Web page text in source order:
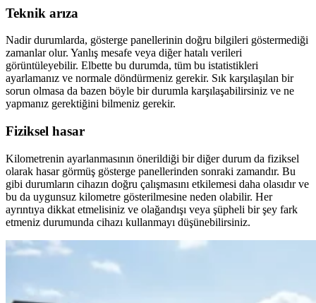
Teknik arıza
Nadir durumlarda, gösterge panellerinin doğru bilgileri göstermediği
zamanlar olur. Yanlış mesafe veya diğer hatalı verileri
görüntüleyebilir. Elbette bu durumda, tüm bu istatistikleri
ayarlamanız ve normale döndürmeniz gerekir. Sık karşılaşılan bir
sorun olmasa da bazen böyle bir durumla karşılaşabilirsiniz ve ne
yapmanız gerektiğini bilmeniz gerekir.
Fiziksel hasar
Kilometrenin ayarlanmasının önerildiği bir diğer durum da fiziksel
olarak hasar görmüş gösterge panellerinden sonraki zamandır. Bu
gibi durumların cihazın doğru çalışmasını etkilemesi daha olasıdır ve
bu da uygunsuz kilometre gösterilmesine neden olabilir. Her
ayrıntıya dikkat etmelisiniz ve olağandışı veya şüpheli bir şey fark
etmeniz durumunda cihazı kullanmayı düşünebilirsiniz.